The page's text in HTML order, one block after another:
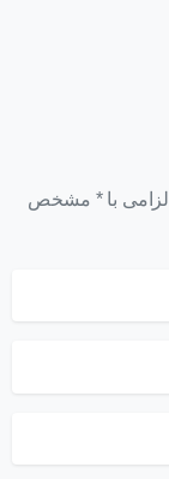
با * مشخص